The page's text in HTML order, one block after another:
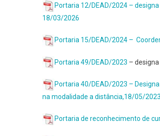
Portaria 12/DEAD/2024 –
18/03/2026
Portaria 15/DEAD/2024 –
Portaria 49/DEAD/2023 –
Portaria 40/DEAD/2023 –
na modalidade a distância,18/05/
Portaria de reconhecimento de